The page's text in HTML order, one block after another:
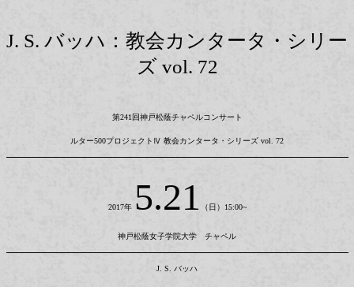
J. S. バッハ：教会カンタータ・シリー
ズ vol. 72
第241回神戸松蔭チャペルコンサート
ルター500プロジェクトⅣ 教会カンタータ・シリーズ vol. 72
2017年 5.21 （日）15:00~
神戸松蔭女子学院大学 チャペル
J. S. バッハ